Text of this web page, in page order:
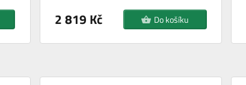
2 819 Kč Do košíku